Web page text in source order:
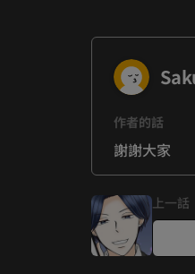
作者的話
謝謝大家
上一話